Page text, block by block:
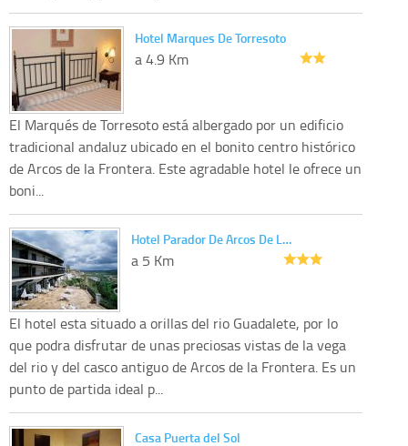
Hotel Marques De Torresoto
a 4.9 Km
El Marqués de Torresoto está albergado por un edificio
tradicional andaluz ubicado en el bonito centro histórico
de Arcos de la Frontera. Este agradable hotel le ofrece un
boni...
Hotel Parador De Arcos De L…
a 5 Km
El hotel esta situado a orillas del rio Guadalete, por lo
que podra disfrutar de unas preciosas vistas de la vega
del rio y del casco antiguo de Arcos de la Frontera. Es un
punto de partida ideal p...
Casa Puerta del Sol